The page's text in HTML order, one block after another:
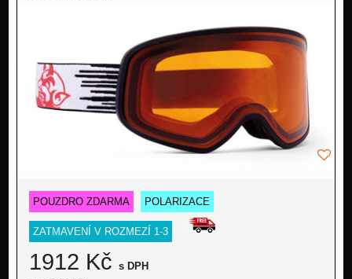
POUZDRO ZDARMA POLARIZACE
ZATMAVENÍ V ROZMEZÍ 1-3
1912 Kč s DPH